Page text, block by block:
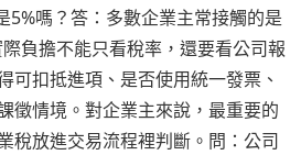
5%嗎？答：多數企業主常接觸的是
負擔不能只看稅率，還要看公司報
可扣抵進項、是否使用統一發票、
徵情境。對企業主來說，最重要的
稅放進交易流程裡判斷。問：公司